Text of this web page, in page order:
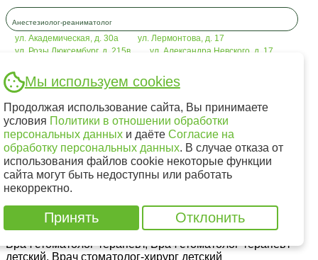
Анестезиолог-реаниматолог
ул. Академическая, д. 30а
ул. Лермонтова, д. 17
ул. Розы Люксембург, д. 215в
ул. Александра Невского, д. 17
Терехова Ирина Владимировна
Врач стоматолог-терапевт
Стаж работы: с 2020 года
Терапия
ул. Лермонтова, д. 281/1
Ефимец (Воробьева) Кристина Андреевна
Врач стоматолог-терапевт, Врач стоматолог-терапевт
детский, Врач стоматолог-хирург детский
Мы используем cookies
Продолжая использование сайта, Вы принимаете
условия Политики в отношении обработки
персональных данныхи даёте Согласие на
обработку персональных данных. В случае отказа от
использования файлов cookie некоторые функции
сайта могут быть недоступны или работать
некорректно.
Принять Отклонить